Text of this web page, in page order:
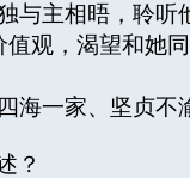
与主相晤，聆听
观，渴望和她
海一家、坚贞不
？